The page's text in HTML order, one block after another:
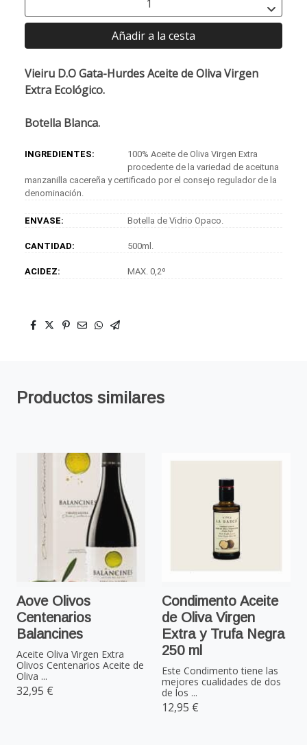
Añadir a la cesta
Vieiru D.O Gata-Hurdes Aceite de Oliva Virgen
Extra Ecológico.
Botella Blanca.
INGREDIENTES:
100% Aceite de Oliva Virgen Extra
procedente de la variedad de aceituna
manzanilla cacereña y certificado por el consejo regulador de la
denominación.
ENVASE: Botella de Vidrio Opaco.
CANTIDAD: 500ml.
ACIDEZ: MAX. 0,2º
Productos similares
Aove Olivos
Centenarios
Balancines
Aceite Oliva Virgen Extra
Olivos Centenarios Aceite de
Oliva ...
32,95 €
Condimento Aceite
de Oliva Virgen
Extra y Trufa Negra
250 ml
Este Condimento tiene las
mejores cualidades de dos
de los ...
12,95 €